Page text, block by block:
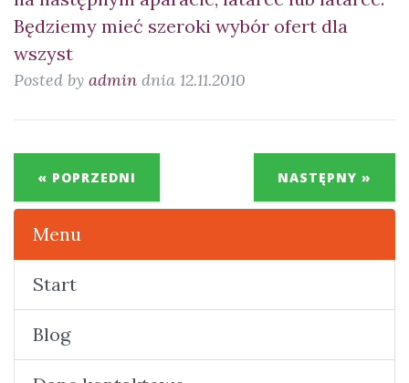
Będziemy mieć szeroki wybór ofert dla
wszyst
Posted by admin dnia 12.11.2010
« POPRZEDNI NASTĘPNY »
Menu
Start
Blog